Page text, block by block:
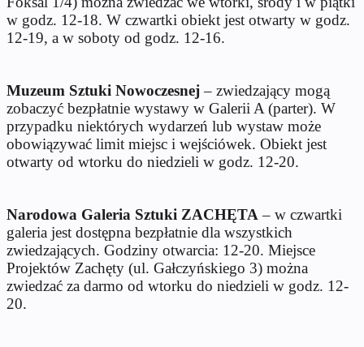
w godz. 12-18. W czwartki obiekt jest otwarty w godz.
12-19, a w soboty od godz. 12-16.
Muzeum Sztuki Nowoczesnej– zwiedzający mogą
zobaczyć bezpłatnie wystawy w Galerii A (parter). W
przypadku niektórych wydarzeń lub wystaw może
obowiązywać limit miejsc i wejściówek. Obiekt jest
otwarty od wtorku do niedzieli w godz. 12-20.
Narodowa Galeria Sztuki ZACHĘTA– w czwartki
galeria jest dostępna bezpłatnie dla wszystkich
zwiedzających. Godziny otwarcia: 12-20. Miejsce
Projektów Zachęty (ul. Gałczyńskiego 3) można
zwiedzać za darmo od wtorku do niedzieli w godz. 12-
20.